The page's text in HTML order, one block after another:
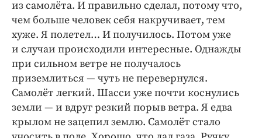
из самолёта. И правильно сделал, потому что,
чем больше человек себя накручивает, тем
хуже. Я полетел… И получилось. Потом уже
и случаи происходили интересные. Однажды
при сильном ветре не получалось
приземлиться — чуть не пере­вернулся.
Самолёт легкий. Шасси уже почти коснулись
земли — и вдруг резкий порыв ветра. Я едва
крылом не зацепил землю. Самолёт стало